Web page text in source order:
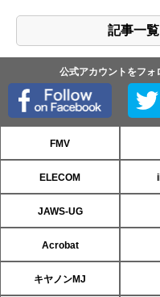
記事一
公式アカウントをフォ
FMV
ELECOM
JAWS-UG
Acrobat
キヤノンMJ